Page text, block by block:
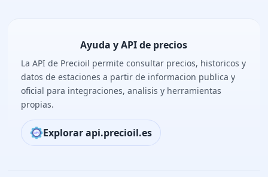
Ayuda y API de precios
La API de Precioil permite consultar precios, historicos y
datos de estaciones a partir de informacion publica y
oficial para integraciones, analisis y herramientas
propias.
Explorar api.precioil.es